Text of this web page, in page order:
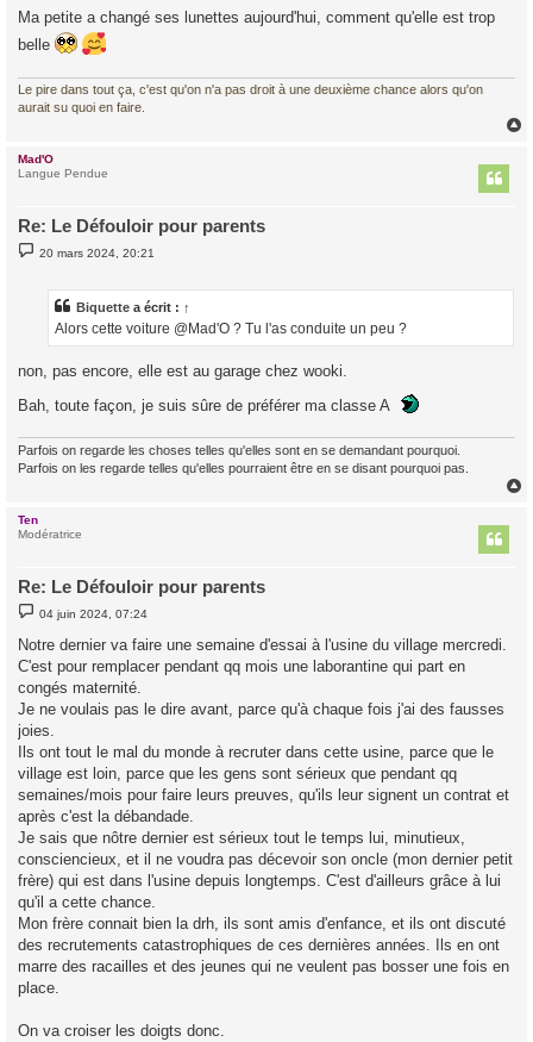
s
a
g
Ma petite a changé ses lunettes aujourd'hui, comment qu'elle est trop
belle
Le pire dans tout ça, c'est qu'on n'a pas droit à une deuxième chance alors qu'on
aurait su quoi en faire.
Mad'O
Langue Pendue
Re: Le Défouloir pour parents
M
e
20 mars 2024, 20:21
Biquette a écrit : ↑
Alors cette voiture @Mad'O ? Tu l'as conduite un peu ?
non, pas encore, elle est au garage chez wooki.
Bah, toute façon, je suis sûre de préférer ma classe A
Parfois on regarde les choses telles qu'elles sont en se demandant pourquoi.
Parfois on les regarde telles qu'elles pourraient être en se disant pourquoi pas.
Ten
Modératrice
Re: Le Défouloir pour parents
M
e
s
a
e
04 juin 2024, 07:24
Notre dernier va faire une semaine d'essai à l'usine du village mercredi.
C'est pour remplacer pendant qq mois une laborantine qui part en
congés maternité.
Je ne voulais pas le dire avant, parce qu'à chaque fois j'ai des fausses
joies.
Ils ont tout le mal du monde à recruter dans cette usine, parce que le
village est loin, parce que les gens sont sérieux que pendant qq
semaines/mois pour faire leurs preuves, qu'ils leur signent un contrat et
après c'est la débandade.
Je sais que nôtre dernier est sérieux tout le temps lui, minutieux,
consciencieux, et il ne voudra pas décevoir son oncle (mon dernier petit
frère) qui est dans l'usine depuis longtemps. C'est d'ailleurs grâce à lui
qu'il a cette chance.
Mon frère connait bien la drh, ils sont amis d'enfance, et ils ont discuté
des recrutements catastrophiques de ces dernières années. Ils en ont
marre des racailles et des jeunes qui ne veulent pas bosser une fois en
place.
On va croiser les doigts donc.